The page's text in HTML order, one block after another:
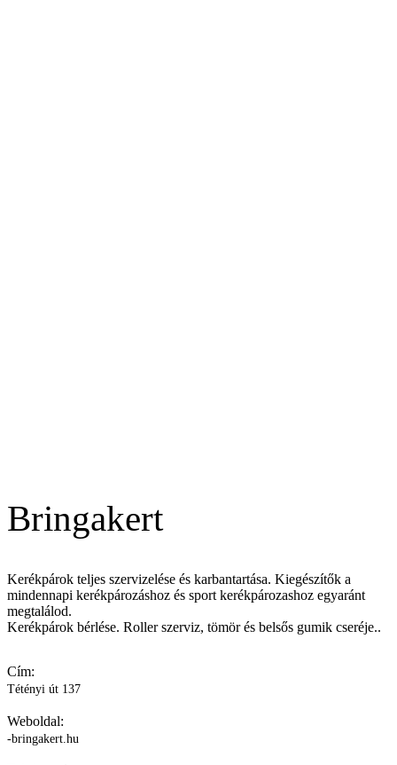
Bringakert
Kerékpárok teljes szervizelése és karbantartása. Kiegészítők a
mindennapi kerékpározáshoz és sport kerékpározashoz egyaránt
megtalálod.
Kerékpárok bérlése. Roller szerviz, tömör és belsős gumik cseréje..
Cím:
Tétényi út 137
Weboldal:
-bringakert.hu